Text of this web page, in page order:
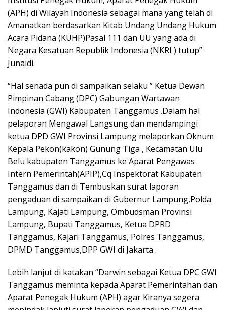
(APH) di Wilayah Indonesia sebagai mana yang telah di
Amanatkan berdasarkan Kitab Undang Undang Hukum
Acara Pidana (KUHP)Pasal 111 dan UU yang ada di
Negara Kesatuan Republik Indonesia (NKRI ) tutup”
Junaidi.
“Hal senada pun di sampaikan selaku ” Ketua Dewan
Pimpinan Cabang (DPC) Gabungan Wartawan
Indonesia (GWI) Kabupaten Tanggamus .Dalam hal
pelaporan Mengawal Langsung dan mendampingi
ketua DPD GWI Provinsi Lampung melaporkan Oknum
Kepala Pekon(kakon) Gunung Tiga , Kecamatan Ulu
Belu kabupaten Tanggamus ke Aparat Pengawas
Intern Pemerintah(APIP),Cq Inspektorat Kabupaten
Tanggamus dan di Tembuskan surat laporan
pengaduan di sampaikan di Gubernur Lampung,Polda
Lampung, Kajati Lampung, Ombudsman Provinsi
Lampung, Bupati Tanggamus, Ketua DPRD
Tanggamus, Kajari Tanggamus, Polres Tanggamus,
DPMD Tanggamus,DPP GWI di Jakarta .
Lebih lanjut di katakan “Darwin sebagai Ketua DPC GWI
Tanggamus meminta kepada Aparat Pemerintahan dan
Aparat Penegak Hukum (APH) agar Kiranya segera